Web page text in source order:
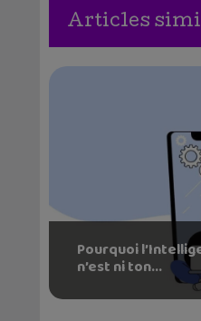
Articles
Pourquoi
n’est ni ton...